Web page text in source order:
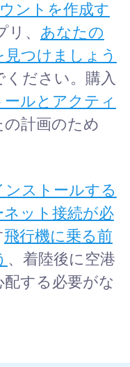
ントを作成す
、 あなたの
つけましょう
ださい。購入
ルとアクティ
計画のため
ンストールする
ット接続が必
飛行機に乗る前
、着陸後に空港
する必要がな